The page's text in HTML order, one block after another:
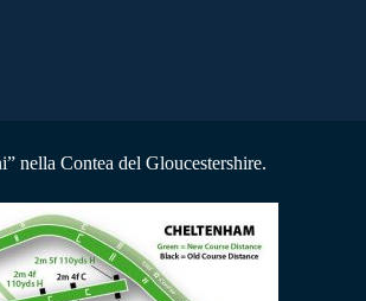
nella Contea del Gloucestershire.